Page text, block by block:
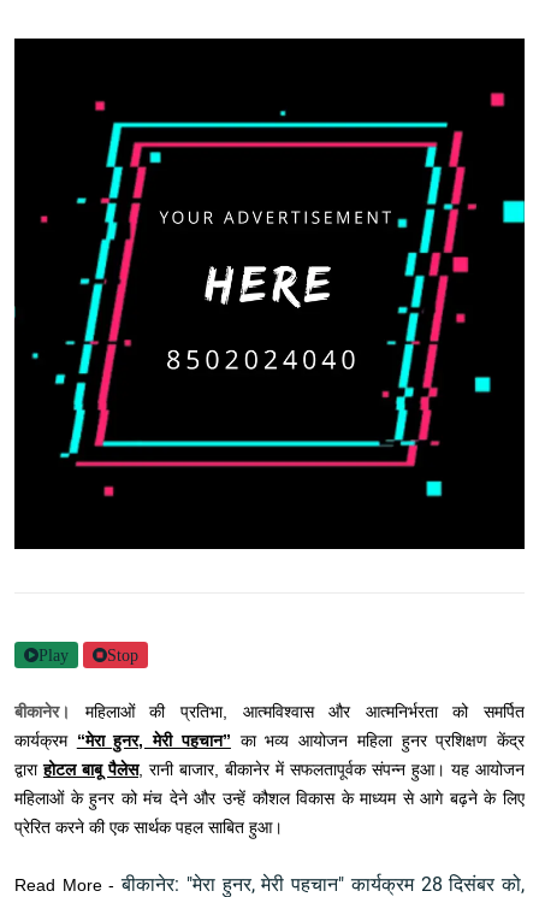
Play Stop
बीकानेर।
महिलाओं की प्रतिभा, आत्मविश्वास और आत्मनिर्भरता को समर्पित
कार्यक्रम “मेरा हुनर, मेरी पहचान” का भव्य आयोजन महिला हुनर प्रशिक्षण केंद्र
द्वाराहोटल बाबू पैलेस, रानी बाजार, बीकानेर में सफलतापूर्वक संपन्न हुआ। यह आयोजन
महिलाओं के हुनर को मंच देने और उन्हें कौशल विकास के माध्यम से आगे बढ़ने के लिए
प्रेरित करने की एक सार्थक पहल साबित हुआ।
Read More -बीकानेर: "मेरा हुनर, मेरी पहचान" कार्यक्रम 28 दिसंबर को,